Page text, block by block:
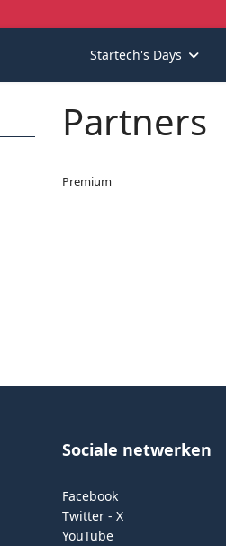
Startech's Days
Partners
Premium
Sociale netwerken
Facebook
Twitter - X
YouTube